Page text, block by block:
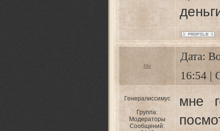
Mir
Дата:
16:54 |
Генералиссимус
Группа:
Модераторы
Сообщений:
мне